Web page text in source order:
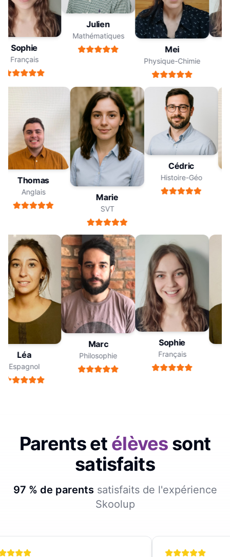
Sophie
Français
Julien
Mathématiques
Mei
Physique-Chimie
Thomas
Anglais
Marie
SVT
Cédric
Histoire-Géo
Léa
Espagnol
Marc
Philosophie
Sophie
Français
Parents et élèves sont
satisfaits
97 % de parentssatisfaits de l'expérience
Skoolup